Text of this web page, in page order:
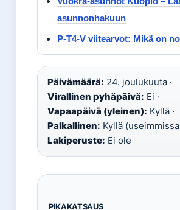
asunnonhakuun
P-T4-V viitearvot: Mikä on
Päivämäärä: 24. joulukuuta ·
Virallinen pyhäpäivä: Ei ·
Vapaapäivä (yleinen): Kyllä ·
Palkallinen: Kyllä
Lakiperuste: Ei ole
PIKAKATSAUS